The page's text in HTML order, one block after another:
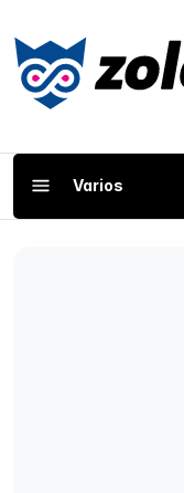
Varios